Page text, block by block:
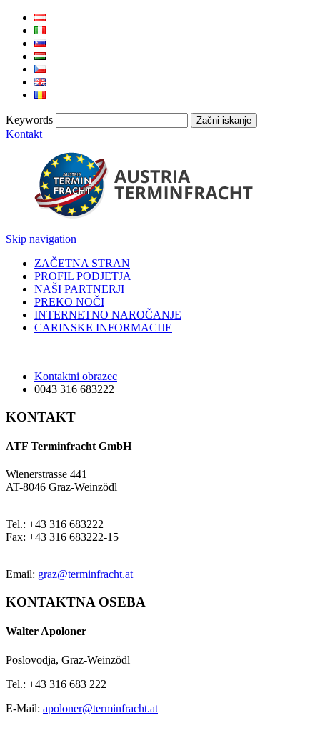
Keywords
Kontakt
Skip navigation
ZAČETNA STRAN
PROFIL PODJETJA
NAŠI PARTNERJI
PREKO NOČI
INTERNETNO NAROČANJE
CARINSKE INFORMACIJE
Kontaktni obrazec
0043 316 683222
KONTAKT
ATF Terminfracht GmbH
Wienerstrasse 441
AT-8046 Graz-Weinzödl
Tel.: +43 316 683222
Fax: +43 316 683222-15
Email: graz@terminfracht.at
KONTAKTNA OSEBA
Walter Apoloner
Poslovodja, Graz-Weinzödl
Tel.: +43 316 683 222
E-Mail: apoloner@terminfracht.at